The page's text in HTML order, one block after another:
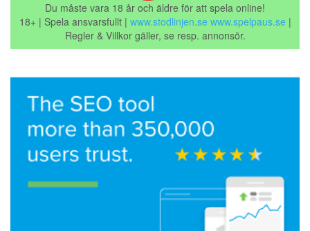
Du måste vara 18 år och äldre för att spela online!
18+ | Spela ansvarsfullt | www.stodlinjen.se www.spelpaus.se |
Regler & Villkor gäller, se resp. annonsör.